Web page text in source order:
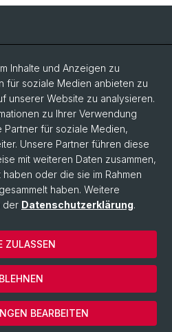
Inhalte und Anzeigen zu
für soziale Medien anbieten zu
unserer Website zu analysieren.
zu Ihrer Verwendung
Partner für soziale Medien,
Unsere Partner führen diese
mit weiteren Daten zusammen,
oder die sie im Rahmen
haben. Weitere
der Datenschutzerklärung.
BEARBEITEN
ZULASSEN